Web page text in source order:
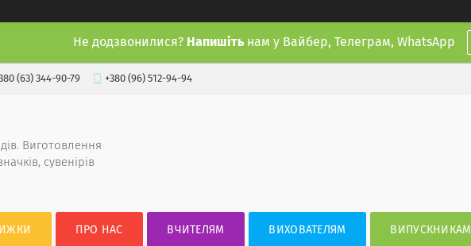
Не додзвонилися? Напишіть нам у Вайбер, Телеграм, WhatsApp
(63) 344-90-79 +380 (96) 512-94-94
Виготовлення
сувенірів
ПРО НАС ВЧИТЕЛЯМ ВИХОВАТЕЛЯМ ВИПУСКНИКАМ